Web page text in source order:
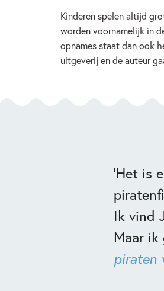
Kinderen spelen altijd
worden voornamelijk in
opnames staat dan ook
uitgeverij en de auteur
‘Het is
Ik vind
Maar
piraten